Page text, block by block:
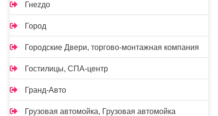
Гнеzдо
Город
Городские Двери, торгово-монтажная компания
Гостилицы, СПА-центр
Гранд-Авто
Грузовая автомойка, Грузовая автомойка